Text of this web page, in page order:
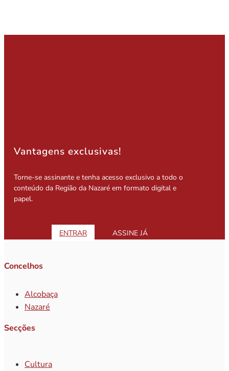
Vantagens exclusivas!
Torne-se assinante e tenha acesso exclusivo a todo o
conteúdo da Região da Nazaré em formato digital e
papel.
ENTRAR ASSINE JÁ
Concelhos
Alcobaça
Nazaré
Secções
Cultura